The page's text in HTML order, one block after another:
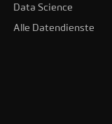
Data Science
Alle Datendienste